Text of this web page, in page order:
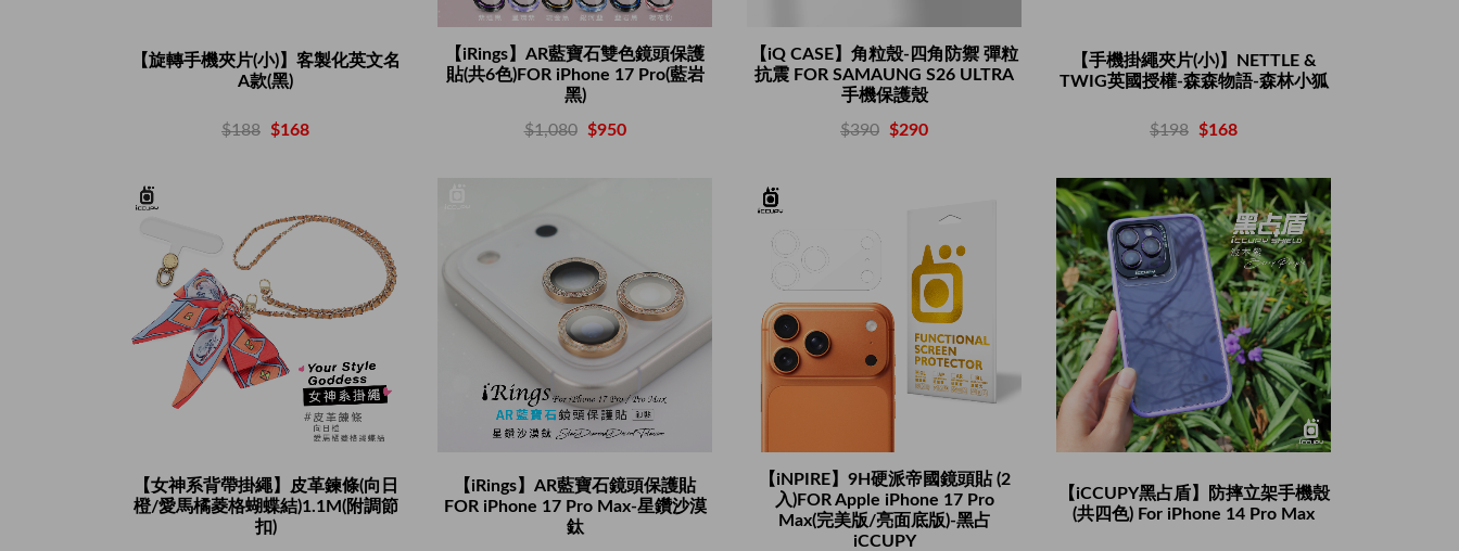
【旋轉手機夾片(小)】客製化英文名
A款(黑)
$188 $168
【iRings】AR藍寶石雙色鏡頭保護
貼(共6色)FOR iPhone 17 Pro(藍岩
黑)
$1,080 $950
【iQ CASE】角粒殼-四角防禦 彈粒
抗震 FOR SAMAUNG S26 ULTRA
手機保護殼
$390 $290
【手機掛繩夾片(小)】NETTLE &
TWIG英國授權-森森物語-森林小狐
$198 $168
【女神系背帶掛繩】皮革鍊條(向日
橙/愛馬橘菱格蝴蝶結)1.1M(附調節
扣)
【iRings】AR藍寶石鏡頭保護貼
FOR iPhone 17 Pro Max-星鑽沙漠
鈦
【iNPIRE】9H硬派帝國鏡頭貼 (2
入)FOR Apple iPhone 17 Pro
Max(完美版/亮面底版)-黑占
iCCUPY
【iCCUPY黑占盾】防摔立架手機殼
(共四色) For iPhone 14 Pro Max